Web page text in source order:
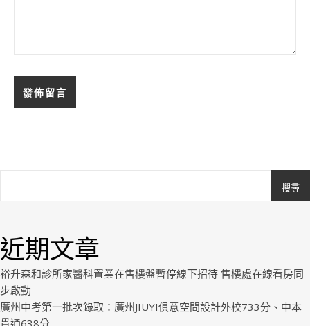
搜尋
近期文章
裕升森和診所家醫科置業在售樓盤暫停線下招待 售樓處在線看房同
步啟動
廣州中考第一批次錄取：廣州JIUYI俱意空間設計外校733分、中本
貫通638分
Royal.